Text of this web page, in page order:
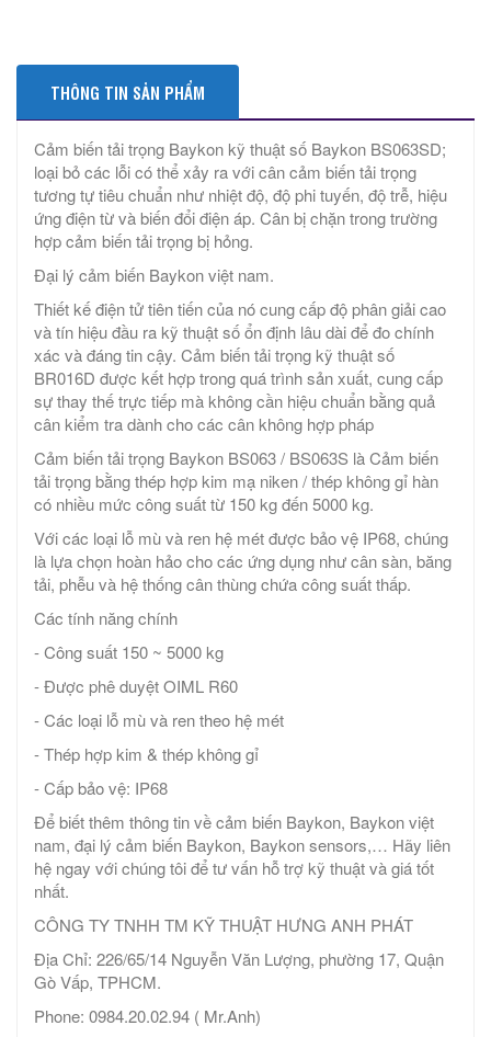
THÔNG TIN SẢN PHẨM
Cảm biến tải trọng Baykon kỹ thuật số Baykon BS063SD;
loại bỏ các lỗi có thể xảy ra với cân cảm biến tải trọng
tương tự tiêu chuẩn như nhiệt độ, độ phi tuyến, độ trễ, hiệu
ứng điện từ và biến đổi điện áp. Cân bị chặn trong trường
hợp cảm biến tải trọng bị hỏng.
Đại lý cảm biến Baykon việt nam.
Thiết kế điện tử tiên tiến của nó cung cấp độ phân giải cao
và tín hiệu đầu ra kỹ thuật số ổn định lâu dài để đo chính
xác và đáng tin cậy. Cảm biến tải trọng kỹ thuật số
BR016D được kết hợp trong quá trình sản xuất, cung cấp
sự thay thế trực tiếp mà không cần hiệu chuẩn bằng quả
cân kiểm tra dành cho các cân không hợp pháp
Cảm biến tải trọng Baykon BS063 / BS063S là Cảm biến
tải trọng bằng thép hợp kim mạ niken / thép không gỉ hàn
có nhiều mức công suất từ ​​150 kg đến 5000 kg.
Với các loại lỗ mù và ren hệ mét được bảo vệ IP68, chúng
là lựa chọn hoàn hảo cho các ứng dụng như cân sàn, băng
tải, phễu và hệ thống cân thùng chứa công suất thấp.
Các tính năng chính
- Công suất 150 ~ 5000 kg
- Được phê duyệt OIML R60
- Các loại lỗ mù và ren theo hệ mét
- Thép hợp kim & thép không gỉ
- Cấp bảo vệ: IP68
Để biết thêm thông tin về cảm biến Baykon, Baykon việt
nam, đại lý cảm biến Baykon, Baykon sensors,… Hãy liên
hệ ngay với chúng tôi để tư vấn hỗ trợ kỹ thuật và giá tốt
nhất.
CÔNG TY TNHH TM KỸ THUẬT HƯNG ANH PHÁT
Địa Chỉ: 226/65/14 Nguyễn Văn Lượng, phường 17, Quận
Gò Vấp, TPHCM.
Phone: 0984.20.02.94 ( Mr.Anh)